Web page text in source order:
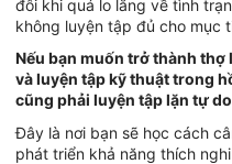
đôi khi quá lo lắng về tình
không luyện tập đủ cho mục
Nếu bạn muốn trở thành
và luyện tập kỹ thuật trong
cũng phải luyện tập lặn tự
Đây là nơi bạn sẽ học cách
phát triển khả năng thích